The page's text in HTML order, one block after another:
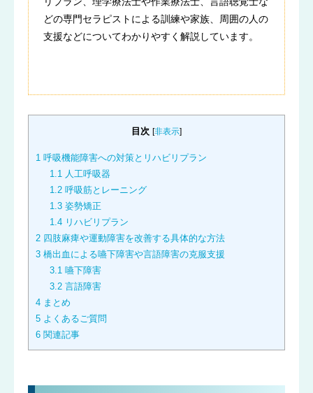
どの専門セラピストによる訓練や家族、周囲の人の
支援などについてわかりやすく解説しています。
目次 [非表示]
1 呼吸機能障害への対策とリハビリプラン
1.1
人工呼吸器
1.2呼吸筋とレーニング
1.3姿勢矯正
1.4リハビリプラン
2 四肢麻痺や運動障害を改善する具体的な方法
3 橋出血による嚥下障害や言語障害の克服支援
3.1 嚥下障害
3.2言語障害
4 まとめ
5 よくあるご質問
6 関連記事